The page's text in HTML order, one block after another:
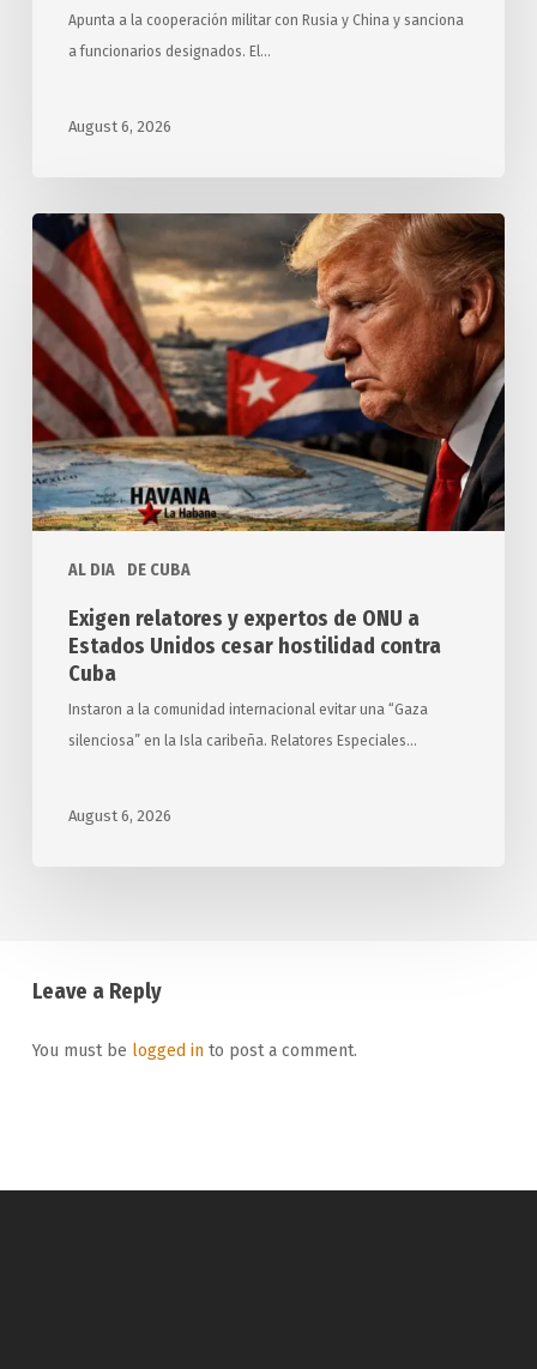
Apunta a la cooperación militar con Rusia y China y sanciona
a funcionarios designados. El…
August 6, 2026
AL DIA DE CUBA
Exigen
relatores
expertos
de
ONU
a
Estados
Unidos
cesar
contra
Exigen relatores y expertos de ONU a
Estados Unidos cesar hostilidad contra
Cuba
Instaron a la comunidad internacional evitar una “Gaza
silenciosa” en la Isla caribeña. Relatores Especiales…
August 6, 2026
Leave a Reply
You must be logged into post a comment.